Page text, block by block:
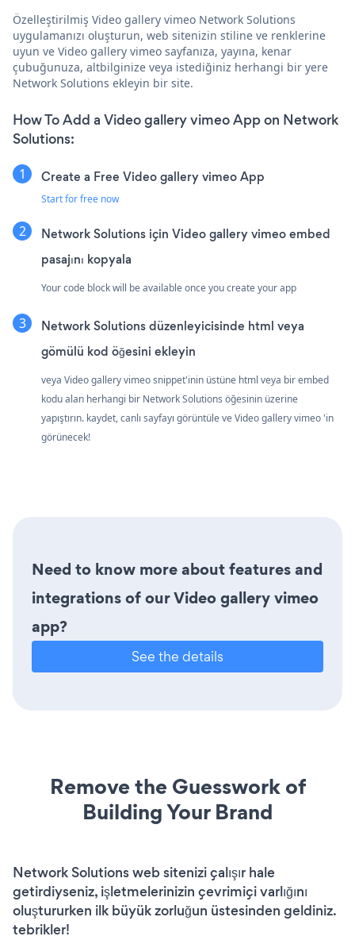
Özelleştirilmiş Video gallery vimeo Network Solutions
uygulamanızı oluşturun, web sitenizin stiline ve renklerine
uyun ve Video gallery vimeo sayfanıza, yayına, kenar
çubuğunuza, altbilginize veya istediğiniz herhangi bir yere
Network Solutions ekleyin bir site.
How To Add a Video gallery vimeo App on Network
Solutions:
Create a Free Video gallery vimeo App
Start for free now
Network Solutions için Video gallery vimeo embed
pasajını kopyala
Your code block will be available once you create your app
Network Solutions düzenleyicisinde html veya
gömülü kod öğesini ekleyin
veya Video gallery vimeo snippet'inin üstüne html veya bir embed
kodu alan herhangi bir Network Solutions öğesinin üzerine
yapıştırın. kaydet, canlı sayfayı görüntüle ve Video gallery vimeo 'in
görünecek!
Need to know more about features and
integrations of our Video gallery vimeo
app?
See the details
Remove the Guesswork of
Building Your Brand
Network Solutions web sitenizi çalışır hale
getirdiyseniz, işletmelerinizin çevrimiçi varlığını
oluştururken ilk büyük zorluğun üstesinden geldiniz.
tebrikler!